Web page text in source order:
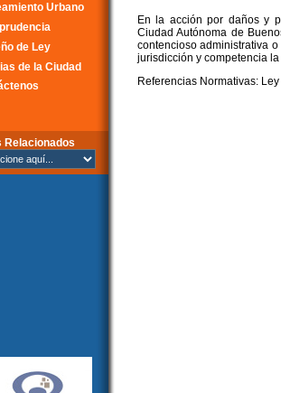
Urbano
de Ley
de la Ciudad
Relacionados
En la acción por daños y
Ciudad Autónoma de
contencioso administrativa
jurisdicción y competencia
Referencias Normativas: